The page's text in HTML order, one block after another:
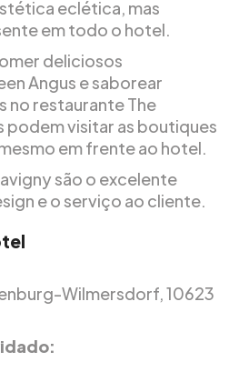
eclética, mas
em todo o hotel.
deliciosos
Angus e saborear
restaurante The
podem visitar as boutiques
em frente ao hotel.
são o excelente
e o serviço ao cliente.
Wilmersdorf, 10623